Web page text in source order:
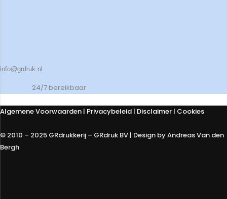
info@grdruk.nl
24/7 bereikbaar
Algemene Voorwaarden | Privacybeleid | Disclaimer | Cookies
© 2010 – 2025 GRdrukkerij – GRdruk BV | Design by Andreas Van den
Bergh